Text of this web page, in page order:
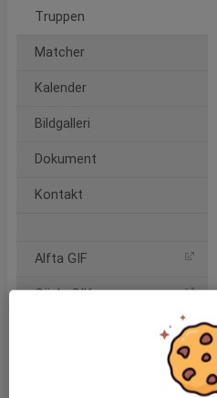
Truppen
Matcher
Kalender
Bildgalleri
Dokument
Kontakt
Alfta GIF
Gävle GIK